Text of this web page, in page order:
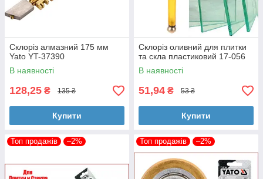
Склоріз алмазний 175 мм
Yato YT-37390
В наявності
128,25 ₴ 135 ₴
Купити
Склоріз оливний для плитки
та скла пластиковий 17-056
В наявності
51,94 ₴ 53 ₴
Купити
Топ продажів –2% Топ продажів –2%